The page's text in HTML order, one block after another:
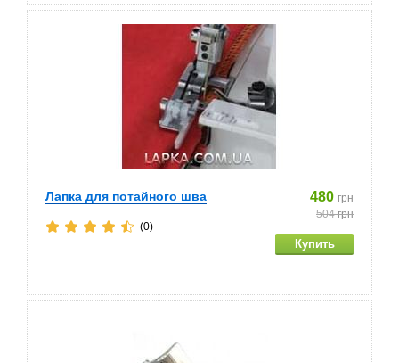
Лапка для потайного шва 480 грн
504грн
(0)